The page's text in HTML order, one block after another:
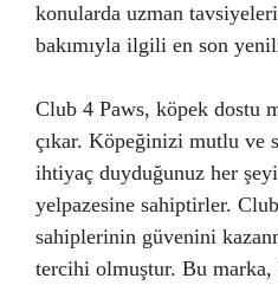
konularda uzman
bakımıyla ilgili en son
Club 4 Paws, köpek dostu
çıkar. Köpeğinizi mutlu ve
ihtiyaç duyduğunuz her
yelpazesine sahiptirler.
sahiplerinin güvenini
tercihi olmuştur. Bu